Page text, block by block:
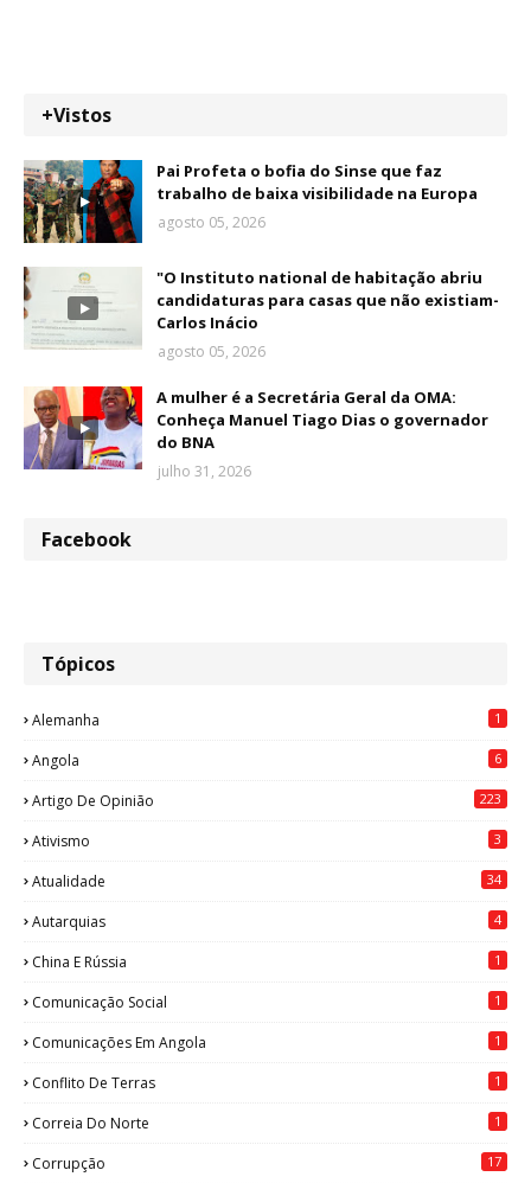
+Vistos
Pai Profeta o bofia do Sinse que faz
trabalho de baixa visibilidade na Europa
agosto 05, 2026
"O Instituto national de habitação abriu
candidaturas para casas que não existiam-
Carlos Inácio
agosto 05, 2026
A mulher é a Secretária Geral da OMA:
Conheça Manuel Tiago Dias o governador
do BNA
julho 31, 2026
Facebook
Tópicos
Alemanha 1
Angola 6
Artigo De Opinião 223
Ativismo 3
Atualidade 34
Autarquias 4
China E Rússia 1
Comunicação Social 1
Comunicações Em Angola 1
Conflito De Terras 1
Correia Do Norte 1
Corrupção 17